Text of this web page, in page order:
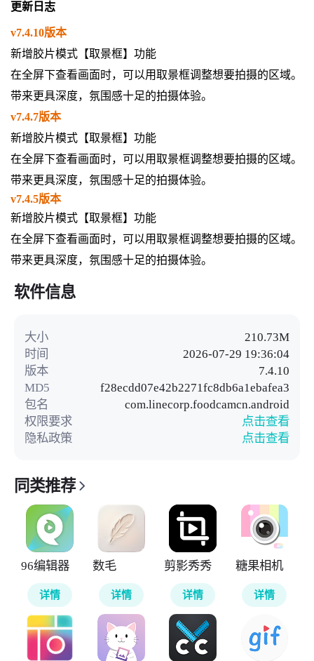
更新日志
v7.4.10版本
新增胶片模式【取景框】功能
在全屏下查看画面时，可以用取景框调整想要拍摄的区域。
带来更具深度，氛围感十足的拍摄体验。
v7.4.7版本
新增胶片模式【取景框】功能
在全屏下查看画面时，可以用取景框调整想要拍摄的区域。
带来更具深度，氛围感十足的拍摄体验。
v7.4.5版本
新增胶片模式【取景框】功能
在全屏下查看画面时，可以用取景框调整想要拍摄的区域。
带来更具深度，氛围感十足的拍摄体验。
软件信息
大小
210.73M
时间
2026-07-29 19:36:04
版本
7.4.10
MD5
f28ecdd07e42b2271fc8db6a1ebafea3
包名
com.linecorp.foodcamcn.android
权限要求
点击查看
隐私政策
点击查看
同类推荐
96编辑器
详情
数毛
详情
剪影秀秀
详情
糖果相机
详情